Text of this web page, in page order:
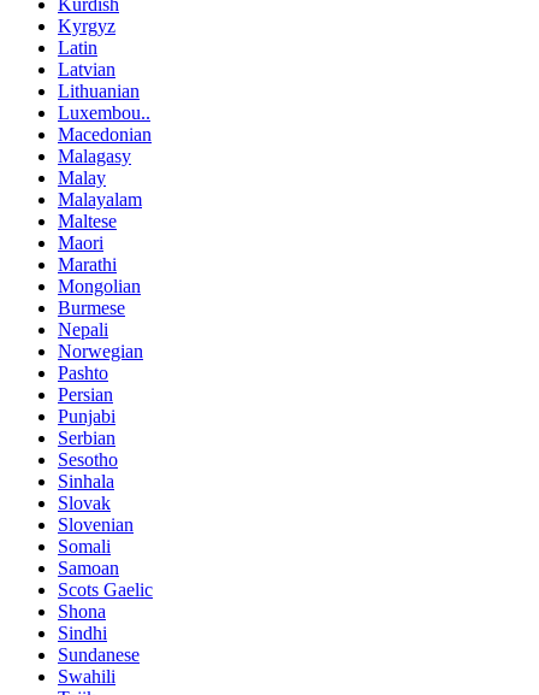
Kyrgyz
Latin
Latvian
Lithuanian
Luxembou..
Macedonian
Malagasy
Malay
Malayalam
Maltese
Maori
Marathi
Mongolian
Burmese
Nepali
Norwegian
Pashto
Persian
Punjabi
Serbian
Sesotho
Sinhala
Slovak
Slovenian
Somali
Samoan
Scots Gaelic
Shona
Sindhi
Sundanese
Swahili